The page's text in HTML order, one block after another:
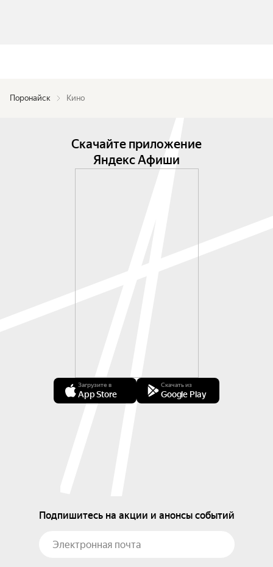
Поронайск Кино
Скачайте приложение
Яндекс Афиши
Загрузите в
App Store
Скачать из
Google Play
Подпишитесь на акции и анонсы событий